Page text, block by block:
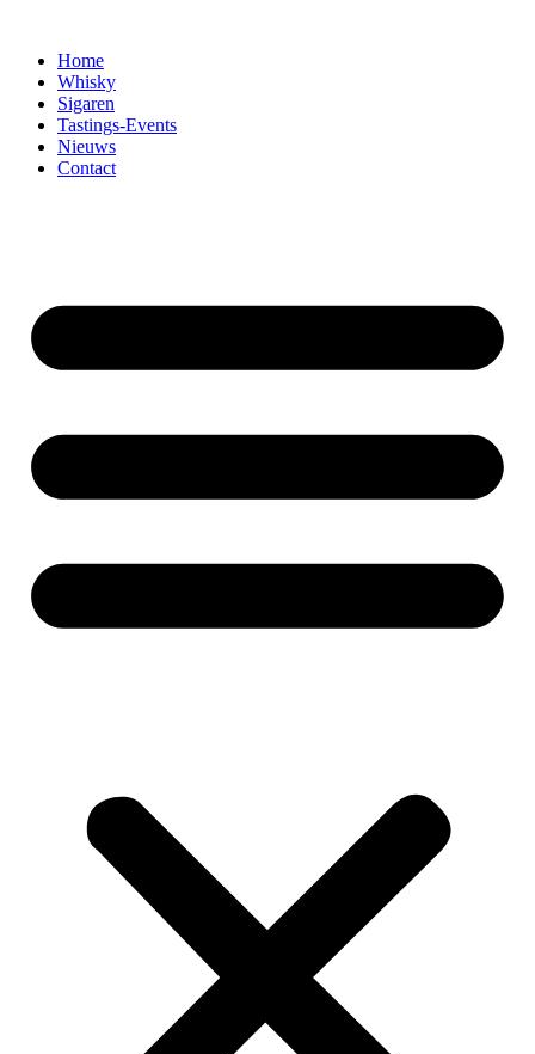
Home
Whisky
Sigaren
Tastings-Events
Nieuws
Contact